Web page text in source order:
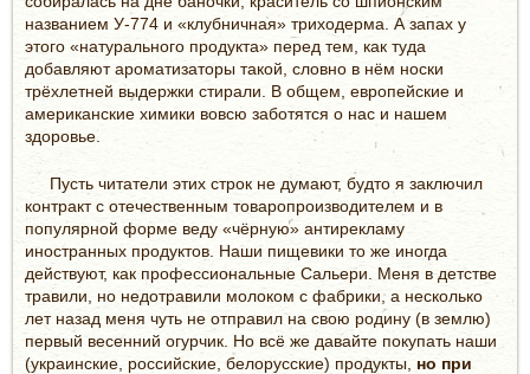
названием У-774 и «клубничная» триходерма. А запах у
этого «натурального продукта» перед тем, как туда
добавляют ароматизаторы такой, словно в нём носки
трёхлетней выдержки стирали. В общем, европейские и
американские химики вовсю заботятся о нас и нашем
здоровье.
Пусть читатели этих строк не думают, будто я заключил
контракт с отечественным товаропроизводителем и в
популярной форме веду «чёрную» антирекламу
иностранных продуктов. Наши пищевики то же иногда
действуют, как профессиональные Сальери. Меня в детстве
травили, но недотравили молоком с фабрики, а несколько
лет назад меня чуть не отправил на свою родину (в землю)
первый весенний огурчик. Но всё же давайте покупать наши
(украинские, российские, белорусские) продукты, но при